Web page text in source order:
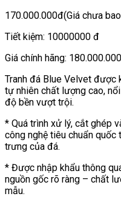
170.000.000đ(Giá chưa
Tiết kiệm: 10000000 đ
Giá chính hãng:
Tranh đá Blue Velvet được
tự nhiên chất lượng cao,
độ bền vượt trội.
* Quá trình xử lý, cắt ghép
công nghệ tiêu chuẩn
trưng của đá.
* Được nhập khẩu thông
nguồn gốc rõ ràng – chất
mẫu.